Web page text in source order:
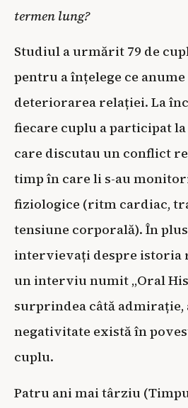
termen lung?
Studiul a urmărit 79 de
pentru a înțelege ce
deteriorarea relației. La
fiecare cuplu a participat
care discutau un conflict
timp în care li s-au
fiziologice (ritm cardiac,
tensiune corporală). În
intervievați despre
un interviu numit „Oral
surprindea câtă admirație,
negativitate există în
cuplu.
Patru ani mai târziu